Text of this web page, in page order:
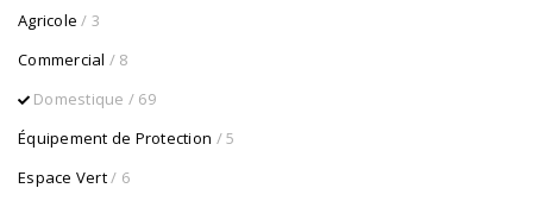
Agricole / 3
Commercial / 8
Domestique / 69
Équipement de Protection / 5
Espace Vert/ 6